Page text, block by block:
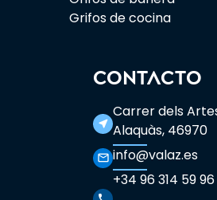
Grifos de cocina
CONTACTO
near_me
Carrer dels
Alaquàs, 46970
mail_outline info@valaz.es
+34 96 314 59 96